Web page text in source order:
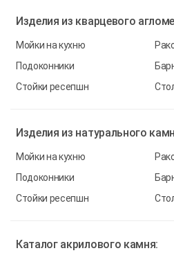
Изделия из кварцевого
Мойки на кухню
Подоконники
Стойки ресепшн
Изделия из натурального
Мойки на кухню
Подоконники
Стойки ресепшн
Каталог акрилового камня: